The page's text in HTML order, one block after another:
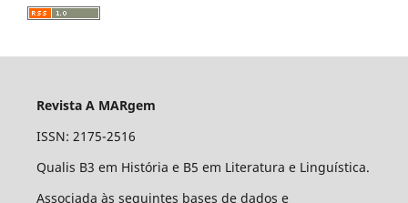
Revista A MARgem
ISSN: 2175-2516
Qualis B3 em História e B5 em Literatura e Linguística.
Associada às seguintes bases de dados e